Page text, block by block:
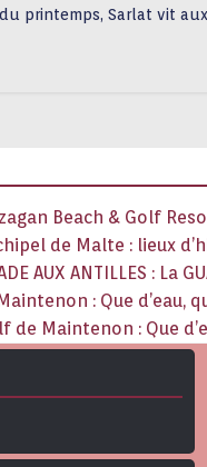
printemps, Sarlat vit
Beach & Golf
de Malte : lieux
AUX ANTILLES : La
: Que d’eau,
de Maintenon : Que